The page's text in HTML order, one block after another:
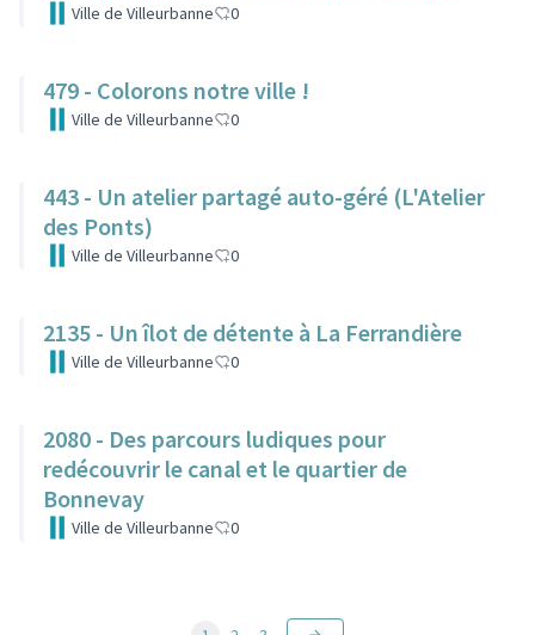
Ville de Villeurbanne 0
479 - Colorons notre ville !
Ville de Villeurbanne 0
443 - Un atelier partagé auto-géré (L'Atelier
des Ponts)
Ville de Villeurbanne 0
2135 - Un îlot de détente à La Ferrandière
Ville de Villeurbanne 0
2080 - Des parcours ludiques pour
redécouvrir le canal et le quartier de
Bonnevay
Ville de Villeurbanne 0